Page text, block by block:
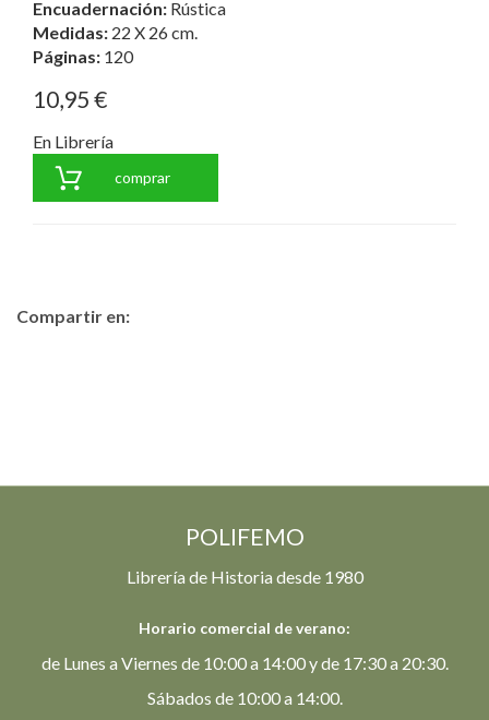
Encuadernación: Rústica
Medidas: 22 X 26 cm.
Páginas: 120
10,95 €
En Librería
comprar
Compartir en:
POLIFEMO
Librería de Historia desde 1980
Horario comercial de verano:
de Lunes a Viernes de 10:00 a 14:00 y de 17:30 a 20:30.
Sábados de 10:00 a 14:00.